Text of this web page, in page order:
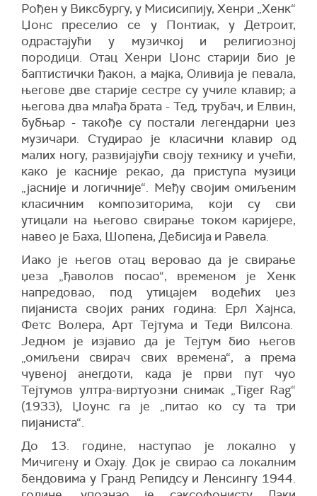
Рођен у Виксбургу, у Мисисипију, Хенри „Хенк“
Џонс преселио се у Понтиак, у Детроит,
одрастајући у музичкој и религиозној
породици. Отац Хенри Џонс старији био је
баптистички ђакон, а мајка, Оливија је певала,
његове две старије сестре су училе клавир; а
његова два млађа брата - Тед, трубач, и Елвин,
бубњар - такође су постали легендарни џез
музичари. Студирао је класични клавир од
малих ногу, развијајући своју технику и учећи,
како је касније рекао, да приступа музици
„јасније и логичније“. Међу својим омиљеним
класичним композиторима, који су сви
утицали на његово свирање током каријере,
навео је Баха, Шопена, Дебисија и Равела.
Иако је његов отац веровао да је свирање
џеза „ђаволов посао“, временом је Хенк
напредовао, под утицајем водећих џез
пијаниста својих раних година: Ерл Хајнса,
Фетс Волера, Арт Тејтума и Теди Вилсона.
Једном је изјавио да је Тејтум био његов
„омиљени свирач свих времена“, а према
чувеној анегдоти, када је први пут чуо
Тејтумов ултра-виртуозни снимак „Tiger Rag“
(1933), Џоунс га је „питао ко су та три
пијаниста“.
До 13. године, наступао је локално у
Мичигену и Охају. Док је свирао са локалним
бендовима у Гранд Репидсу и Ленсингу 1944.